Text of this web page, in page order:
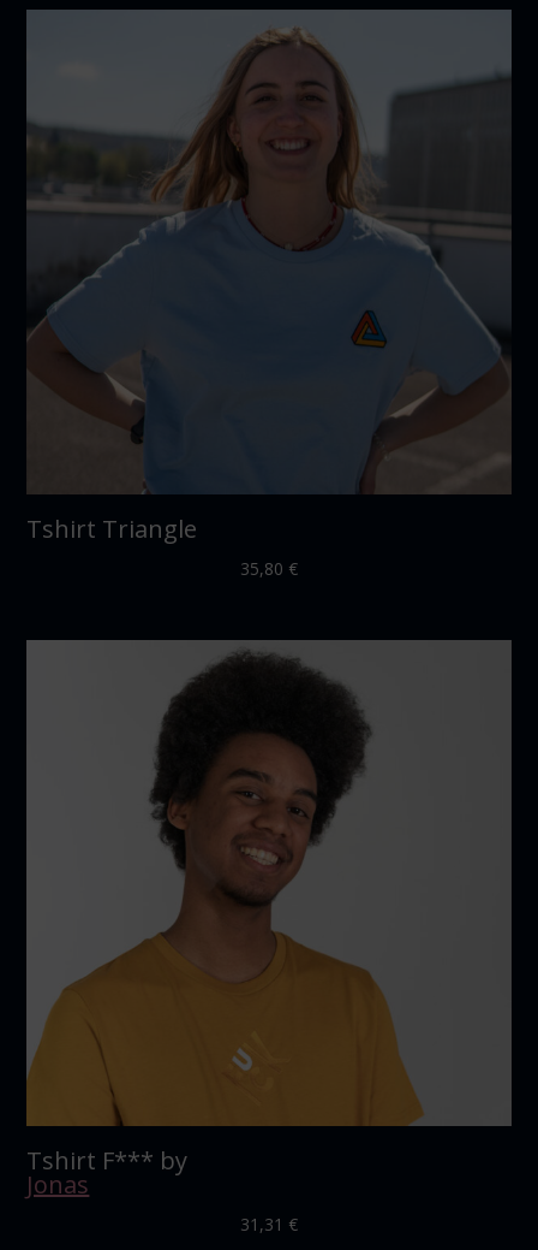
Tshirt Triangle
35,80 €
Tshirt F*** by
Jonas
31,31 €